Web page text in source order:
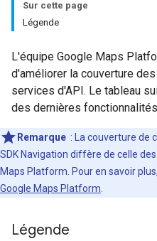
Sur cette page
Légende
L'équipe Google Maps
d'améliorer la couverture
services d'API. Le tableau
des dernières
Remarque : La couverture de
SDK Navigation diffère de celle
Maps Platform. Pour en savoir
Google Maps Platform
Légende